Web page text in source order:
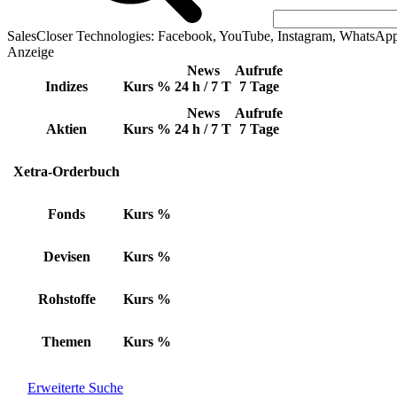
SalesCloser Technologies: Facebook, YouTube, Instagram,
Anzeige
Indizes Kurs %
News
24 h / 7 T
Aufrufe
7 Tage
Aktien Kurs %
News
24 h / 7 T
Aufrufe
7 Tage
Xetra-Orderbuch
Fonds Kurs %
Devisen Kurs %
Rohstoffe Kurs %
Themen Kurs %
Erweiterte Suche